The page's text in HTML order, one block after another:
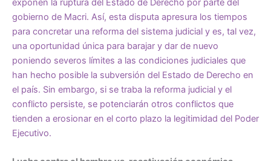
gobierno de Macri. Así, esta disputa apresura los tiempos
para concretar una reforma del sistema judicial y es, tal vez,
una oportunidad única para barajar y dar de nuevo
poniendo severos límites a las condiciones judiciales que
han hecho posible la subversión del Estado de Derecho en
el país. Sin embargo, si se traba la reforma judicial y el
conflicto persiste, se potenciarán otros conflictos que
tienden a erosionar en el corto plazo la legitimidad del Poder
Ejecutivo.